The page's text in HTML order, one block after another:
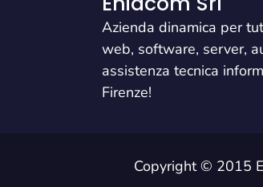
Azienda dinamica per
web, software, server,
assistenza tecnica
Firenze!
Copyright© 2015